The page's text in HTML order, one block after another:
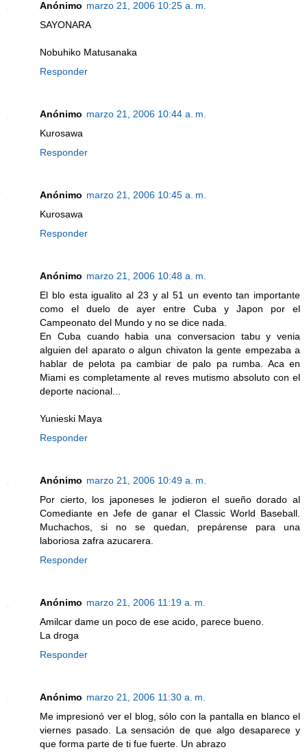
Anónimo marzo 21, 2006 10:25 a. m.
SAYONARA
Nobuhiko Matusanaka
Responder
Anónimo marzo 21, 2006 10:44 a. m.
Kurosawa
Responder
Anónimo marzo 21, 2006 10:45 a. m.
Kurosawa
Responder
Anónimo marzo 21, 2006 10:48 a. m.
El blo esta igualito al 23 y al 51 un evento tan importante
como el duelo de ayer entre Cuba y Japon por el
Campeonato del Mundo y no se dice nada.
En Cuba cuando habia una conversacion tabu y venia
alguien del aparato o algun chivaton la gente empezaba a
hablar de pelota pa cambiar de palo pa rumba. Aca en
Miami es completamente al reves mutismo absoluto con el
deporte nacional...
Yunieski Maya
Responder
Anónimo marzo 21, 2006 10:49 a. m.
Por cierto, los japoneses le jodieron el sueño dorado al
Comediante en Jefe de ganar el Classic World Baseball.
Muchachos, si no se quedan, prepárense para una
laboriosa zafra azucarera.
Responder
Anónimo marzo 21, 2006 11:19 a. m.
Amilcar dame un poco de ese acido, parece bueno.
La droga
Responder
Anónimo marzo 21, 2006 11:30 a. m.
Me impresionó ver el blog, sólo con la pantalla en blanco el
viernes pasado. La sensación de que algo desaparece y
que forma parte de ti fue fuerte. Un abrazo